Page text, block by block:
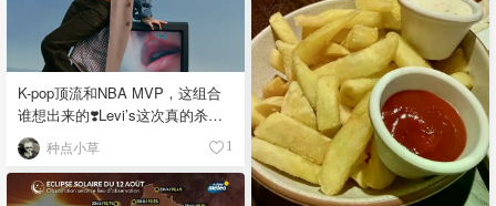
K-pop顶流和NBA MVP，这组合
谁想出来的❣️Levi’s这次真的杀疯
了！ 种点小草 1